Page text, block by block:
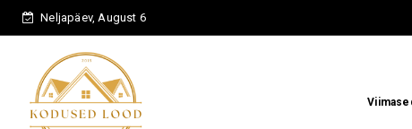
Neljapäev, August 6